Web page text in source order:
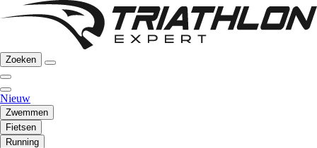
Zoeken
Nieuw
Zwemmen
Fietsen
Running